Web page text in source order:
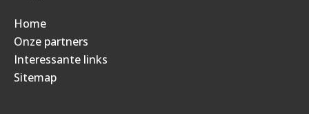
Home
Onze partners
Interessante links
Sitemap